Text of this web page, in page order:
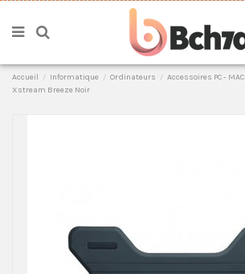
Accueil Informatique Ordinateurs Accessoires PC - MAC
Xstream Breeze Noir